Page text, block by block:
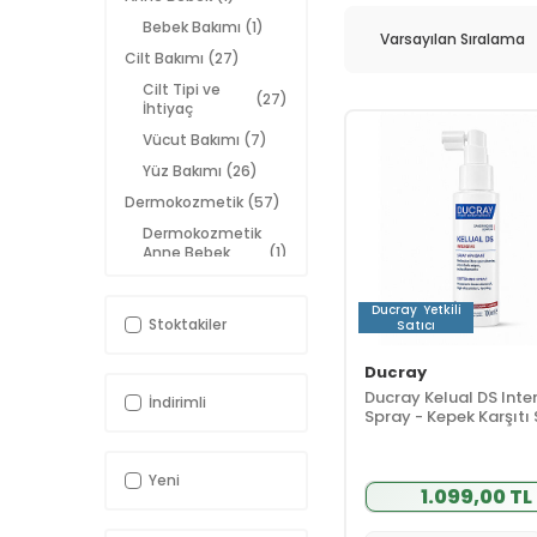
Bebek Bakımı (1)
Cilt Bakımı (27)
Cilt Tipi ve
İhtiyaç
(27)
Vücut Bakımı (7)
Yüz Bakımı (26)
Dermokozmetik (57)
Dermokozmetik
Anne Bebek
(1)
Cilt Bakımı
Koruyucular
Dermokozmetik
Vücut Bakımı
Stoktakiler
İndirimli
Yeni
Ducray Yetkili
Satıcı
Ducray
Ducray Kelual DS
Spray - Kepek Karşıtı
1.099,00 TL